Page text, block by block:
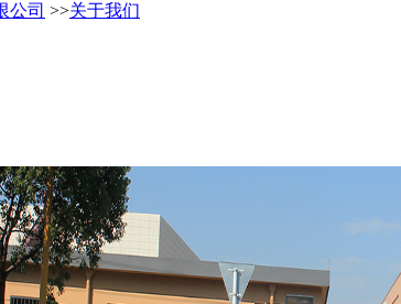
公司 >>关于我们